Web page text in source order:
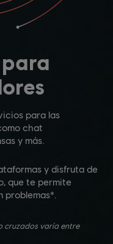
para las
chat
y más.
y disfruta de
que te permite
cruzados varía entre